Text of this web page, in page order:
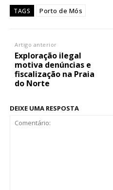
TAGS Porto de Mós
Artigo anterior
Exploração ilegal
motiva denúncias e
fiscalização na Praia
do Norte
DEIXE UMA RESPOSTA